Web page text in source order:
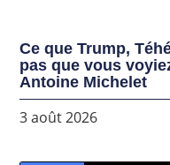
Ce que Trump,
pas que vous
Antoine Michelet
3 août 2026